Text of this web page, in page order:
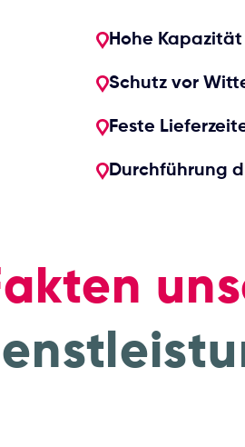
Hohe
Schutz vor
Feste
Durchführung